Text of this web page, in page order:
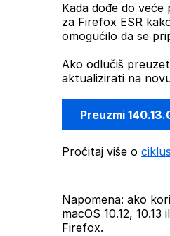
Kada dođe do
za Firefox ESR
omogućilo da se
Ako odlučiš
aktualizirati na
Preuzmi
Pročitaj više o
Napomena: ako
macOS 10.12,
Firefox.